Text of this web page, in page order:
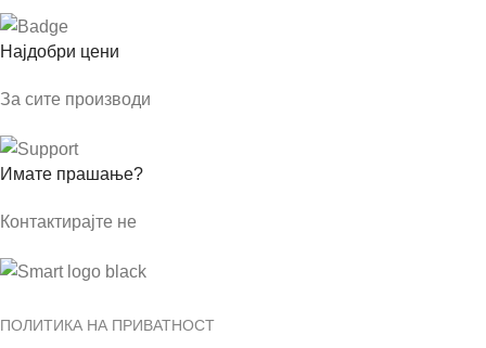
Најдобри цени
За сите производи
Имате прашање?
Контактирајте не
ПОЛИТИКА НА ПРИВАТНОСТ